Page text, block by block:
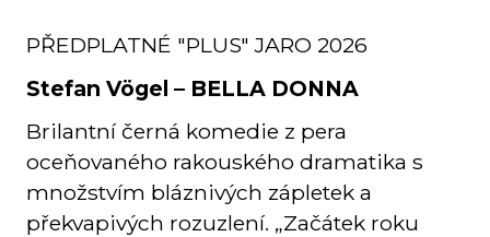
PŘEDPLATNÉ "PLUS" JARO 2026
Stefan Vögel – BELLA DONNA
Brilantní černá komedie z pera
oceňovaného rakouského dramatika s
množstvím bláznivých zápletek a
překvapivých rozuzlení. „Začátek roku